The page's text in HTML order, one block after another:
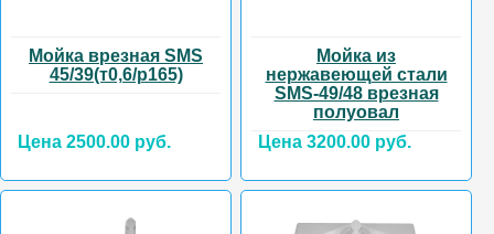
Мойка врезная SMS
45/39(т0,6/р165)
Цена 2500.00 руб.
Мойка из
нержавеющей стали
SMS-49/48 врезная
полуовал
Цена 3200.00 руб.